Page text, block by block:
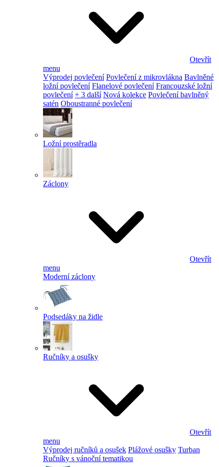
Otevřít
menu
Výprodej povlečení Povlečení z mikrovlákna Bavlněné
ložní povlečení Flanelové povlečení Francouzské ložní
povlečení + 3 další Nová kolekce Povlečení bavlněný
satén Oboustranné povlečení
Ložní prostěradla
Záclony
Otevřít
menu
Moderní záclony
Podsedáky na židle
Ručníky a osušky
Otevřít
menu
Výprodej ručníků a osušek Plážové osušky Turban
Ručníky s vánoční tematikou